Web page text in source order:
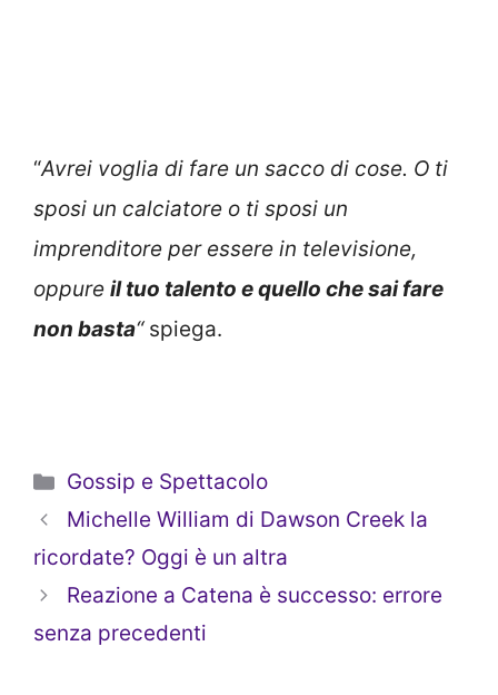
“Avrei voglia di fare un sacco di cose. O ti
sposi un calciatore o ti sposi un
imprenditore per essere in televisione,
oppure il tuo talento e quello che sai fare
non basta“spiega.
Categorie
Gossip e Spettacolo
Michelle William di Dawson Creek la
ricordate? Oggi è un altra
Reazione a Catena è successo: errore
senza precedenti